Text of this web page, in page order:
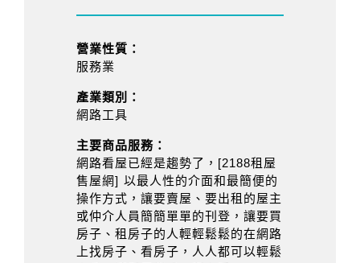
營業性質：
服務業
產業類別：
網路工具
主要商品服務：
網路看屋已經是趨勢了，[2188租屋
售屋網] 以最人性的介面和最簡便的
操作方式，讓要賣屋、要出租的屋主
或仲介人員簡簡單單的刊登，讓要買
房子、租房子的人輕輕鬆鬆的在網路
上找房子、看房子，人人都可以輕鬆